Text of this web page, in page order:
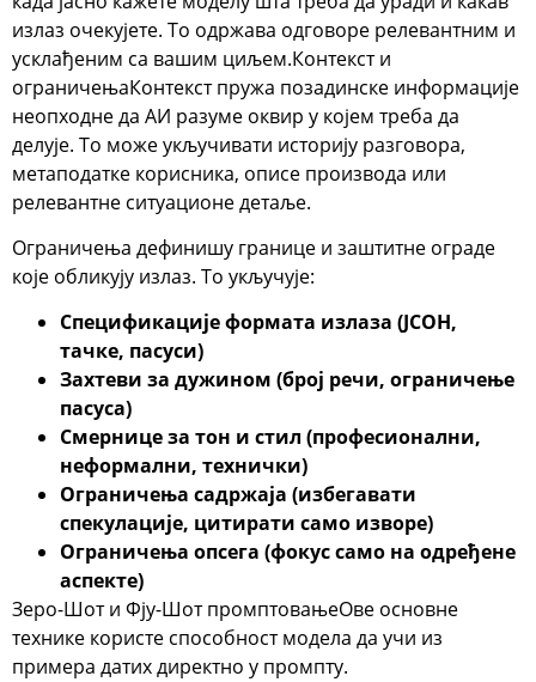
излаз очекујете. То одржава одговоре релевантним и
усклађеним са вашим циљем.Контекст и
ограничењаКонтекстпружа позадинске информације
неопходне да АИ разуме оквир у којем треба да
делује. То може укључивати историју разговора,
метаподатке корисника, описе производа или
релевантне ситуационе детаље.
Ограничења дефинишу границе и заштитне ограде
које обликују излаз. То укључује:
Спецификације формата излаза (ЈСОН,
тачке, пасуси)
Захтеви за дужином (број речи, ограничење
пасуса)
Смернице за тон и стил (професионални,
неформални, технички)
Ограничења садржаја (избегавати
спекулације, цитирати само изворе)
Ограничења опсега (фокус само на одређене
аспекте)
Зеро-Шот и Фју-Шот промптовањеОве основне
технике користе способност модела да учи из
примера датих директно у промпту.